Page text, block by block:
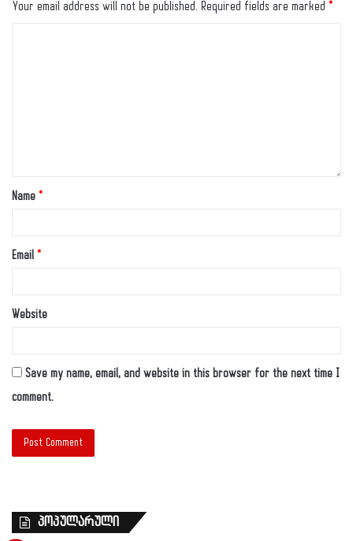
Your email address will not be published. Required fields are marked *
Name *
Email *
Website
Save my name, email, and website in this browser for the next time I
comment.
პოპულარული